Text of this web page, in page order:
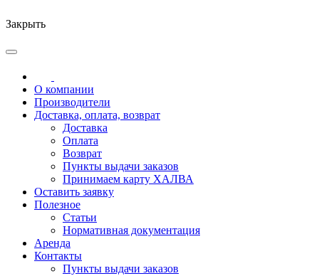
Закрыть
О компании
Производители
Доставка, оплата, возврат
Доставка
Оплата
Возврат
Пункты выдачи заказов
Принимаем карту ХАЛВА
Оставить заявку
Полезное
Статьи
Нормативная документация
Аренда
Контакты
Пункты выдачи заказов